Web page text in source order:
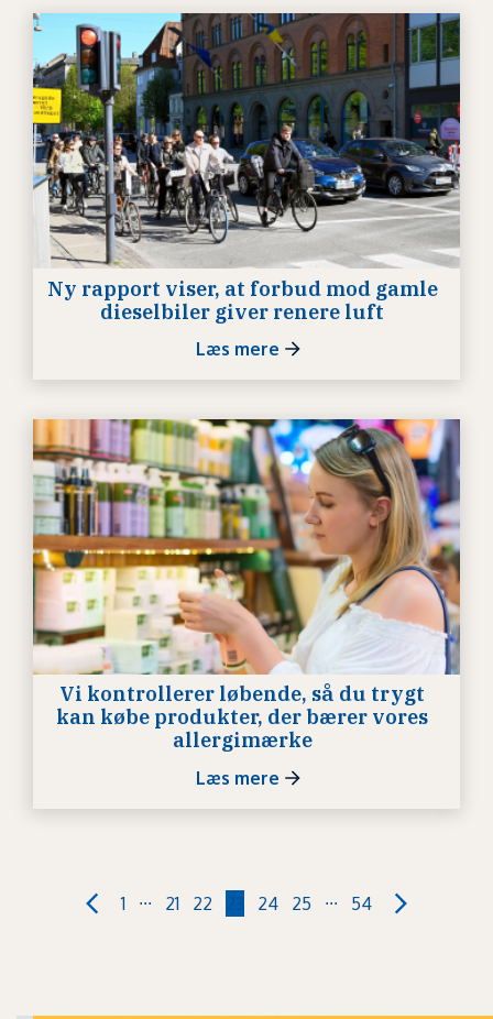
Ny rapport viser, at forbud mod gamle
dieselbiler giver renere luft
Læs mere
Vi kontrollerer løbende, så du trygt
kan købe produkter, der bærer vores
allergimærke
Læs mere
1 ... 21 22 23 24 25 ... 54